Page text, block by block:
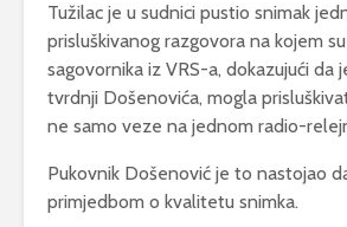
Tužilac je u sudnici pustio snimak
prisluškivanog razgovora na kojem
sagovornika iz VRS-a, dokazujući da
tvrdnji Došenovića, mogla
ne samo veze na jednom radio-
Pukovnik Došenović je to nastojao
primjedbom o kvalitetu snimka.